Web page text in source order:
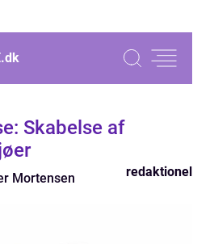
dk
Skabelse af
Mortensen redaktionel